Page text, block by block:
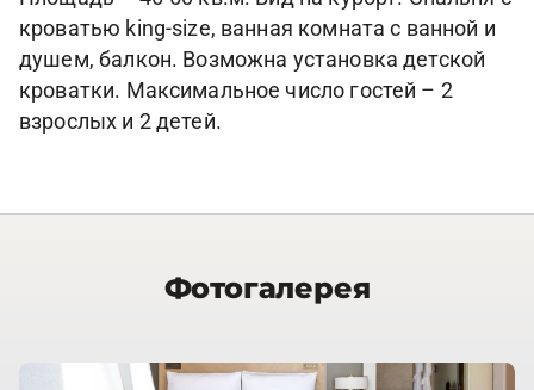
кроватью king-size, ванная комната с ванной и
душем, балкон. Возможна установка детской
кроватки. Максимальное число гостей – 2
взрослых и 2 детей.
Фотогалерея